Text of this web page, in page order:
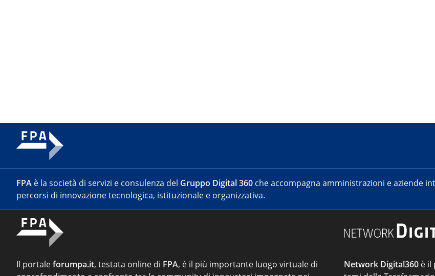
FPA è la società di servizi e consulenza del Gruppo Digital 360 che accompagna amministrazioni e aziende
percorsi di innovazione tecnologica, istituzionale e organizzativa.
Il portaleforumpa.it, testata online di FPA, è il più importante luogo virtuale di
Network Digital360 è il